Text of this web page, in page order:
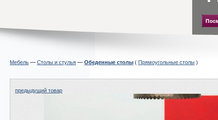
Мебель—Столы и стулья— Обеденные столы ( Прямоугольные столы)
предыдущий товар